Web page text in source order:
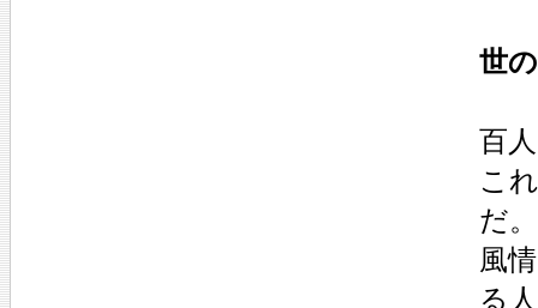
世
百
こ
だ
風
る